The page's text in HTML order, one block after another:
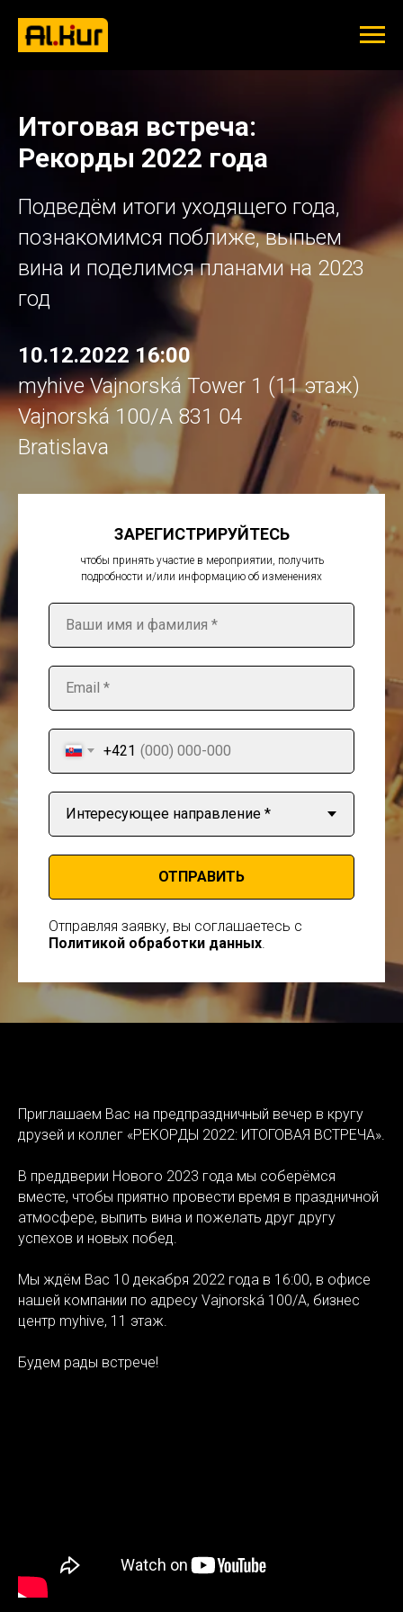
Итоговая встреча:
Рекорды 2022 года
Подведём итоги уходящего года,
познакомимся поближе, выпьем
вина и поделимся планами на 2023
год
10.12.2022 16:00
myhive Vajnorská Tower 1 (11 этаж)
Vajnorská 100/A 831 04
Bratislava
ЗАРЕГИСТРИРУЙТЕСЬ
чтобы принять участие в мероприятии, получить
подробности и/или информацию об изменениях
+421
ОТПРАВИТЬ
Отправляя заявку, вы соглашаетесь с
Политикой обработки данных
Приглашаем Вас на предпраздничный вечер в кругу
друзей и коллег «РЕКОРДЫ 2022: ИТОГОВАЯ ВСТРЕЧА».
В преддверии Нового 2023 года мы соберёмся
вместе, чтобы приятно провести время в праздничной
атмосфере, выпить вина и пожелать друг другу
успехов и новых побед.
Мы ждём Вас 10 декабря 2022 года в 16:00, в офисе
нашей компании по адресу Vajnorská 100/A, бизнес
центр myhive, 11 этаж.
Будем рады встрече!